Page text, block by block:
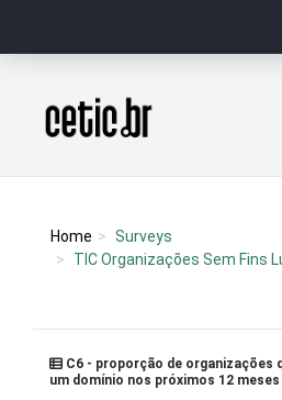
Página inicial
Home
Surveys
TIC Organizações Sem Fins
C6 - proporção de organizações
um domínio nos próximos 12 meses